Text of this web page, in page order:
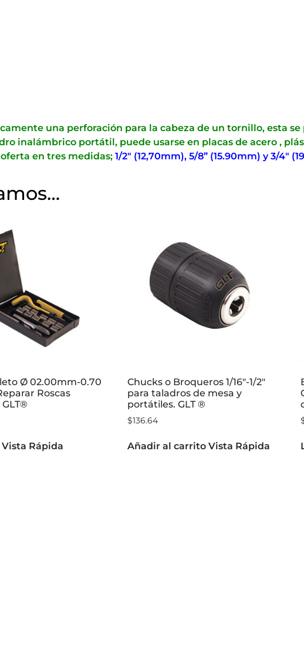
una perforación para la cabeza de un tornillo, esta
inalámbrico portátil, puede usarse en placas de acero ,
oferta en tres medidas; 1/2″ (12,70mm), 5/8” (15.90mm) y 3/4″
Ø 02.00mm-0.70
Roscas
Vista Rápida
Chucks o Broqueros 1/16″-1/2″
para taladros de mesa y
portátiles. GLT ®
$136.64
Añadir al carrito Vista Rápida